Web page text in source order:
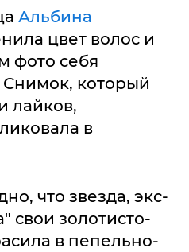
Альбина
цвет волос и
фото себя
который
лайков,
в
что звезда, экс-
свои золотисто-
в пепельно-